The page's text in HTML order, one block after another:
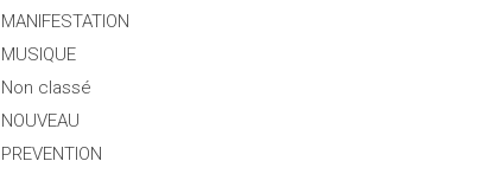
MANIFESTATION
MUSIQUE
Non classé
NOUVEAU
PREVENTION